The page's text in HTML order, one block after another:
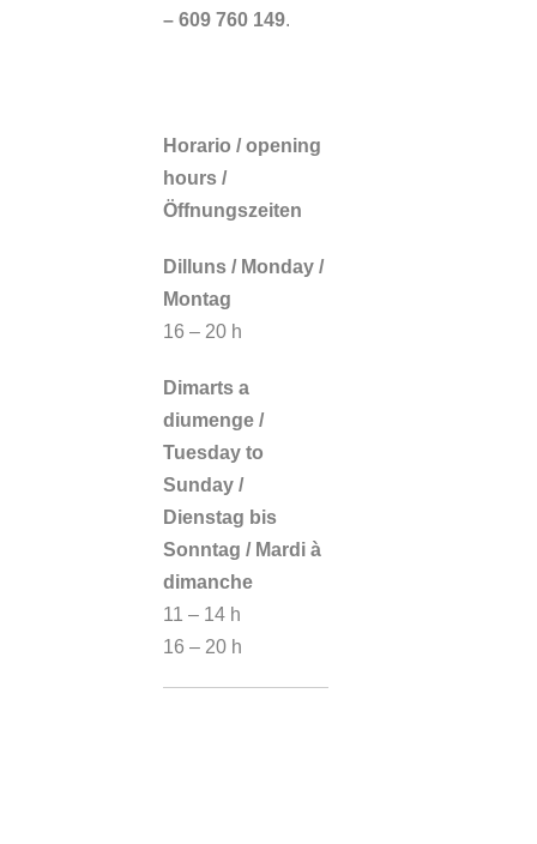
– 609 760 149.
Horario / opening
hours /
Öffnungszeiten
Dilluns / Monday /
Montag
16 – 20 h
Dimarts a
diumenge /
Tuesday to
Sunday /
Dienstag bis
Sonntag / Mardi à
dimanche
11 – 14 h
16 – 20 h